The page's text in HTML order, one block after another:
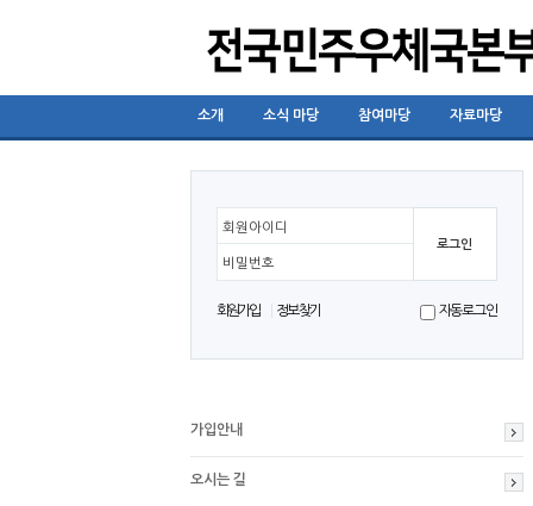
소개 소식 마당 참여마당 자료마당
회원아이디
비밀번호
회원가입 정보찾기 자동로그인
가입안내
오시는 길